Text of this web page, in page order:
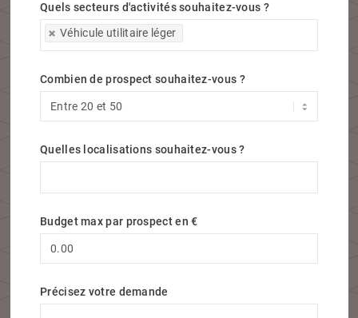
Quels secteurs d'activités souhaitez-vous ?
Véhicule utilitaire léger
Quels secteurs d'activités souhaitez-vous ?
Combien de prospect souhaitez-vous ?
Quelles localisations souhaitez-vous ?
Budget max par prospect en €
Précisez votre demande